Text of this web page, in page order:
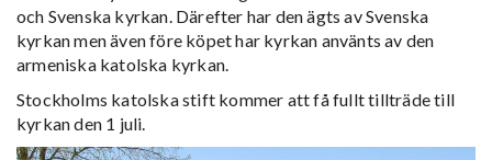
och Svenska kyrkan. Därefter har den ägts av Svenska
kyrkan men även före köpet har kyrkan använts av den
armeniska katolska kyrkan.
Stockholms katolska stift kommer att få fullt tillträde till
kyrkan den 1 juli.